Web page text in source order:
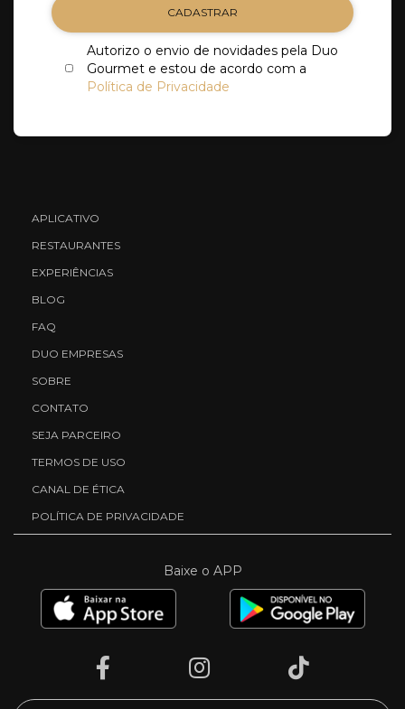
CADASTRAR
Autorizo o envio de novidades pela Duo
Gourmet e estou de acordo com a
Política de Privacidade
APLICATIVO
RESTAURANTES
EXPERIÊNCIAS
BLOG
FAQ
DUO EMPRESAS
SOBRE
CONTATO
SEJA PARCEIRO
TERMOS DE USO
CANAL DE ÉTICA
POLÍTICA DE PRIVACIDADE
Baixe o APP